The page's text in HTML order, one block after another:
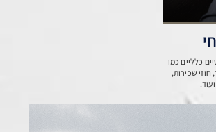
כלליים כמו
שכירות,